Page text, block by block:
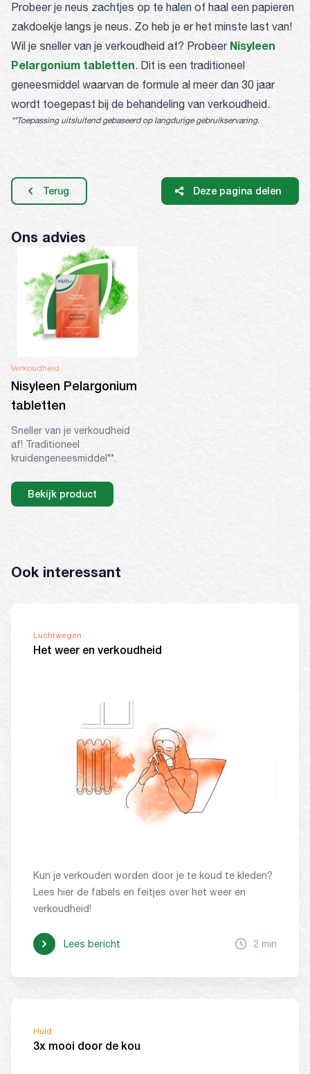
Probeer je neus zachtjes op te halen of haal een papieren
zakdoekje langs je neus. Zo heb je er het minste last van!
Wil je sneller van je verkoudheid af? Probeer Nisyleen
Pelargonium tabletten. Dit is een traditioneel
geneesmiddel waarvan de formule al meer dan 30 jaar
wordt toegepast bij de behandeling van verkoudheid.
**Toepassing uitsluitend gebaseerd op langdurige gebruikservaring.
Terug Deze pagina delen
Ons advies
Verkoudheid
Nisyleen Pelargonium
tabletten
Sneller van je verkoudheid
af! Traditioneel
kruidengeneesmiddel**.
Bekijk product
Ook interessant
Luchtwegen
Het weer en verkoudheid
Kun je verkouden worden door je te koud te kleden?
Lees hier de fabels en feitjes over het weer en
verkoudheid!
Lees bericht 2 min
Huid
3x mooi door de kou